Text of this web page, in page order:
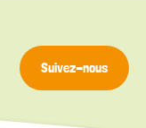
Suivez-nous